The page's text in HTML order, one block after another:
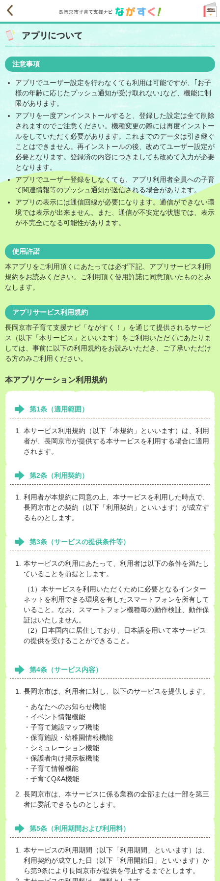
長岡京市子育て支援ナビながすく
注意事項
アプリでユーザー設定を行わなくても利用は可能ですが、｢お子
様の年齢に応じたプッシュ通知が受け取れない｣など、機能に制
限があります。
アプリを一度アンインストールすると、登録した設定は全て削除
されますのでご注意ください。機種変更の際には再度インストー
ルをしていただく必要があります。これまでのデータは引き継ぐ
ことはできません。再インストールの後、改めてユーザー設定が
必要となります。登録済の内容につきましても改めて入力が必要
となります。
アプリでユーザー登録をしなくても、アプリ利用者全員への子育
て関連情報等のプッシュ通知が送信される場合があります。
アプリの表示には通信回線が必要になります。通信ができない環
境では表示が出来ません。また、通信が不安定な状態では、表示
が不完全になる可能性があります。
使用許諾
本アプリをご利用頂くにあたっては必ず下記、アプリサービス利用
規約をお読みください。ご利用頂く使用許諾に同意頂いたものとみ
なします。
アプリサービス利用規約
長岡京市子育て支援ナビ「ながすく！」を通じて提供されるサービ
ス（以下「本サービス」といいます）をご利用いただくにあたりま
しては、事前に以下の利用規約をお読みいただき、ご了承いただけ
る方のみご利用ください。
本アプリケーション利用規約
第1条（適用範囲）
本サービス利用規約（以下「本規約」といいます）は、利用
者が、長岡京市が提供する本サービスを利用する場合に適用
されます。
第2条（利用契約）
利用者が本規約に同意の上、本サービスを利用した時点で、
長岡京市との契約（以下「利用契約」といいます）が成立す
るものとします。
第3条（サービスの提供条件等）
本サービスの利用にあたって、利用者は以下の条件を満たし
ていることを前提とします。
（1）本サービスを利用いただくために必要となるインター
ネットを利用できる環境を有したスマートフォンを所有して
いること。なお、スマートフォン機種毎の動作検証、動作保
証はいたしません。
（2）日本国内に居住しており、日本語を用いて本サービス
の提供を受けることができること。
第4条（サービス内容）
長岡京市は、利用者に対し、以下のサービスを提供します。
・あなたへのお知らせ機能
・イベント情報機能
・子育て施設マップ機能
・保育施設・幼稚園情報機能
・シミュレーション機能
・保護者向け掲示板機能
・子育て情報機能
・子育てQ&A機能
長岡京市は、本サービスに係る業務の全部または一部を第三
者に委託できるものとします。
第5条（利用期間および利用料）
本サービスの利用期間（以下「利用期間」といいます）は、
利用契約が成立した日（以下「利用開始日」といいます）か
ら第9条により長岡京市が提供を停止するまでとします。